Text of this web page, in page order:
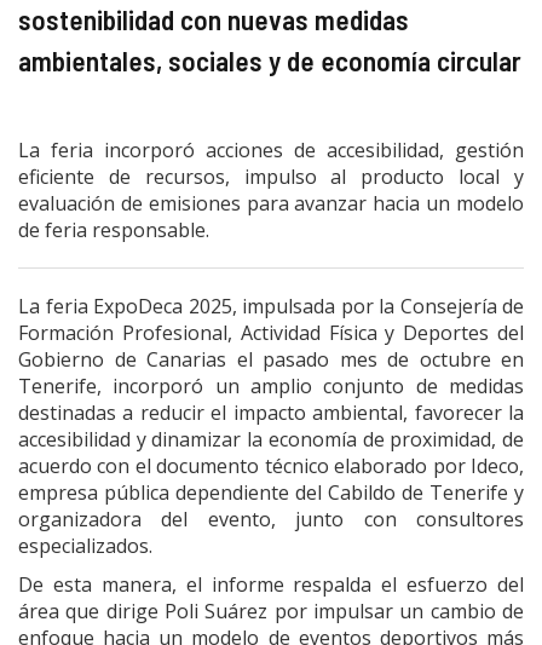
sostenibilidad con nuevas medidas
ambientales, sociales y de economía circular
La feria incorporó acciones de accesibilidad, gestión
eficiente de recursos, impulso al producto local y
evaluación de emisiones para avanzar hacia un modelo
de feria responsable.
La feria ExpoDeca 2025, impulsada por la Consejería de
Formación Profesional, Actividad Física y Deportes del
Gobierno de Canarias el pasado mes de octubre en
Tenerife, incorporó un amplio conjunto de medidas
destinadas a reducir el impacto ambiental, favorecer la
accesibilidad y dinamizar la economía de proximidad, de
acuerdo con el documento técnico elaborado por Ideco,
empresa pública dependiente del Cabildo de Tenerife y
organizadora del evento, junto con consultores
especializados.
De esta manera, el informe respalda el esfuerzo del
área que dirige Poli Suárez por impulsar un cambio de
enfoque hacia un modelo de eventos deportivos más